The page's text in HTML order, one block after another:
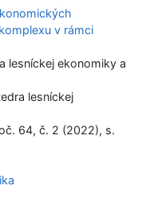
v rámci
lesníckej ekonomiky a
lesníckej
64, č. 2 (2022), s.